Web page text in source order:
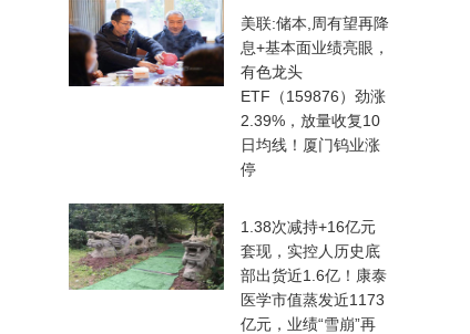
美联:储本,周有望再降
息+基本面业绩亮眼，
有色龙头
ETF（159876）劲涨
2.39%，放量收复10
日均线！厦门钨业涨
停
1.38次减持+16亿元
套现，实控人历史底
部出货近1.6亿！康泰
医学市值蒸发近1173
亿元，业绩“雪崩”再